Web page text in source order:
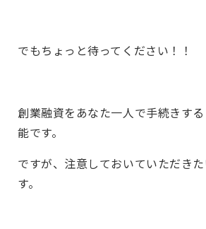
でもちょっと待ってください！！
創業融資をあなた一人で手続きす
能です。
ですが、注意しておいていただき
す。